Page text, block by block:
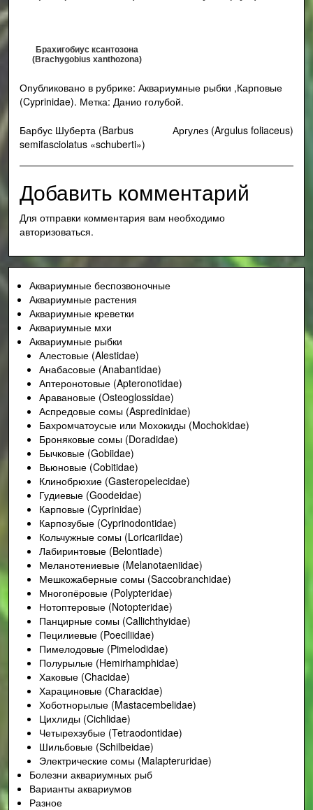
Брахигобиус ксантозона
(Brachygobius xanthozona)
Опубликовано в рубрике: Аквариумные рыбки ,Карповые
(Cyprinidae). Метка: Данио голубой.
Навигация
по
записям
Барбус Шуберта (Barbus
semifasciolatus «schuberti»)
Аргулез (Argulus foliaceus)
Добавить комментарий
Для отправки комментария вам необходимо
авторизоваться.
Аквариумные беспозвоночные
Аквариумные растения
Аквариумные креветки
Аквариумные мхи
Аквариумные рыбки
Алестовые (Alestidae)
Анабасовые (Anabantidae)
Аптеронотовые (Apteronotidae)
Аравановые (Osteoglossidae)
Аспредовые сомы (Aspredinidae)
Бахромчатоусые или Мохокиды (Mochokidae)
Броняковые сомы (Doradidae)
Бычковые (Gobiidae)
Вьюновые (Cobitidae)
Клинобрюхие (Gasteropelecidae)
Гудиевые (Goodeidae)
Карповые (Cyprinidae)
Карпозубые (Cyprinodontidae)
Кольчужные сомы (Loricariidae)
Лабиринтовые (Belontiade)
Меланотениевые (Melanotaeniidae)
Мешкожаберные сомы (Saccobranchidae)
Многопёровые (Polypteridae)
Нотоптеровые (Notopteridae)
Панцирные сомы (Callichthyidae)
Пецилиевые (Poeciliidae)
Пимелодовые (Pimelodidae)
Полурылые (Hemirhamphidae)
Хаковые (Chacidae)
Харациновые (Characidae)
Хоботнорылые (Mastacembelidae)
Цихлиды (Cichlidae)
Четырехзубые (Tetraodontidae)
Шильбовые (Schilbeidae)
Электрические сомы (Malapteruridae)
Болезни аквариумных рыб
Варианты аквариумов
Разное